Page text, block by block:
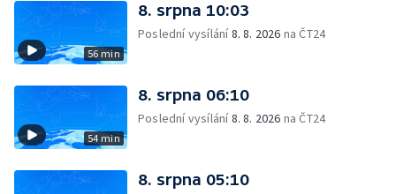
56 min
8. srpna 10:03
Poslední vysílání8. 8. 2026 na ČT24
54 min
8. srpna 06:10
Poslední vysílání8. 8. 2026 na ČT24
8. srpna 05:10